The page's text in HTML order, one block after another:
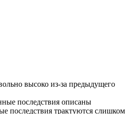
высоко из-за предыдущего
последствия описаны
последствия трактуются слишком